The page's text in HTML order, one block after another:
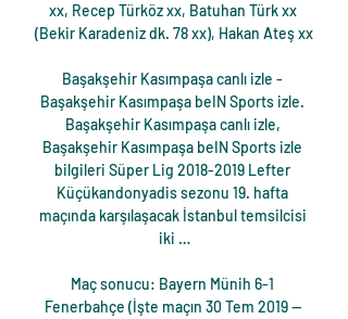
xx, Recep Türköz xx, Batuhan Türk xx
(Bekir Karadeniz dk. 78 xx), Hakan Ateş xx
Başakşehir Kasımpaşa canlı izle -
Başakşehir Kasımpaşa beIN Sports izle.
Başakşehir Kasımpaşa canlı izle,
Başakşehir Kasımpaşa beIN Sports izle
bilgileri Süper Lig 2018-2019 Lefter
Küçükandonyadis sezonu 19. hafta
maçında karşılaşacak İstanbul temsilcisi
iki …
Maç sonucu: Bayern Münih 6-1
Fenerbahçe (İşte maçın 30 Tem 2019 —